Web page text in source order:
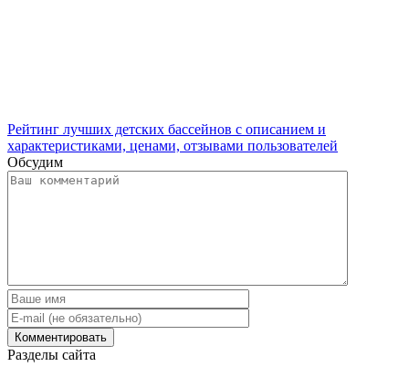
Рейтинг лучших детских бассейнов с описанием и
характеристиками, ценами, отзывами пользователей
Обсудим
Разделы сайта